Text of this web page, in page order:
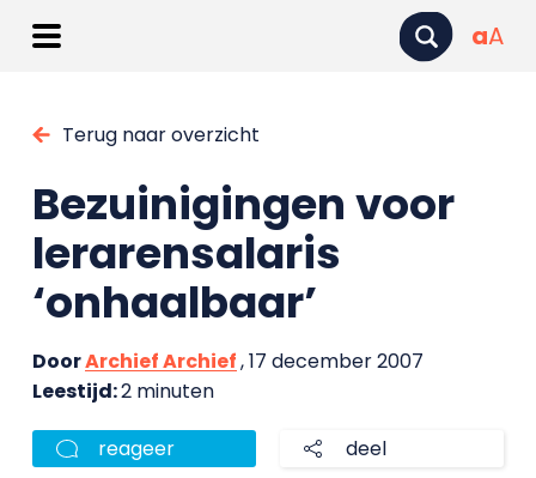
aA
Terug naar overzicht
Bezuinigingen voor
lerarensalaris
‘onhaalbaar’
DoorArchief Archief, 17 december 2007
Leestijd:2 minuten
reageer deel